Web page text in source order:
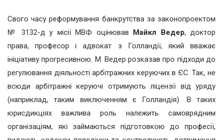
Свого часу реформування банкрутства за законопроектом
№ 3132-д у місії МВФ оцінював Майкл Ведер, доктор
права, професор і адвокат з Голландії, який вважає
ініціативу прогресивною. М. Ведер розказав про підходи до
регулювання діяльності арбітражних керуючих в ЄС. Так, не
всюди арбітражні керуючі отримують ліцензії від уряду
(наприклад, таким виключенням є Голландія). В таких
юрисдикціях важлива роль належить самоврядним
організаціям, які займаються підготовкою до професії,